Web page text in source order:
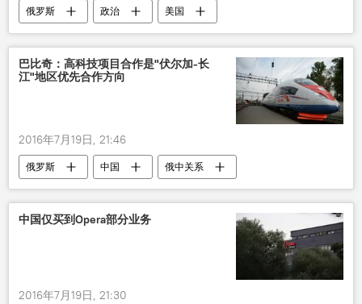
俄罗斯 政治 美国
巴比奇：高科技项目合作是"伏尔加-长
江"地区优先合作方向
2016年7月19日, 21:46
俄罗斯 中国
俄中关系
合作
高科技产业
中国仅买到Opera部分业务
2016年7月19日, 21:30